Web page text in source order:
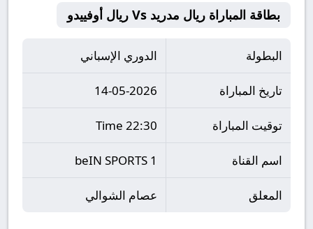
بطاقة المباراة ريال مدريد Vs ريال أوفييدو
البطولة الدوري الإسباني
تاريخ المباراة 14-05-2026
توقيت المباراة 22:30 Time
اسم القناة beIN SPORTS 1
المعلق عصام الشوالي